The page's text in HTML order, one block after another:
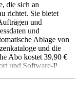
die sich an
richtet. Sie bietet
und
und
Ablage von
und die
Abo kostet 39,90 €
und Software-P